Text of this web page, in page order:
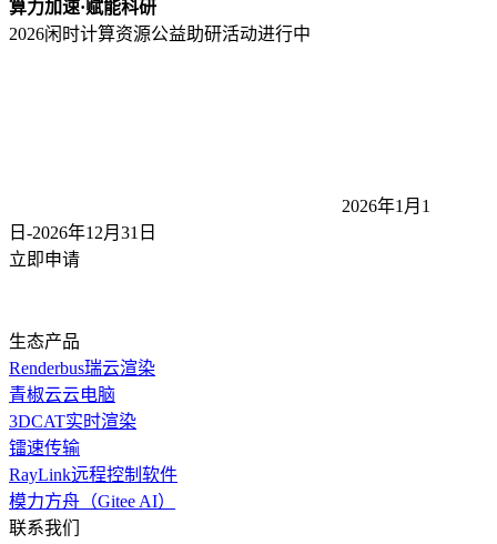
算力加速·赋能科研
2026闲时计算资源公益助研活动进行中
2026年1月1
日-2026年12月31 日
立即申请
生态产品
Renderbus瑞云渲染
青椒云云电脑
3DCAT实时渲染
镭速传输
RayLink远程控制软件
模力方舟（Gitee AI）
联系我们